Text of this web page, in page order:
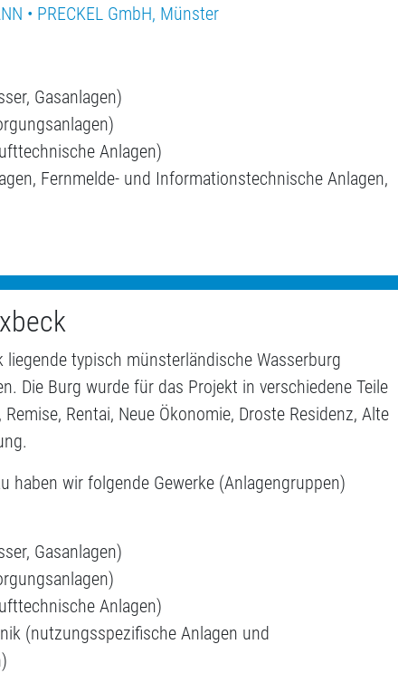
• PRECKEL GmbH, Münster
Gasanlagen)
Anlagen)
Fernmelde- und Informationstechnische Anlagen,
liegende typisch münsterländische Wasserburg
Die Burg wurde für das Projekt in verschiedene Teile
Rentai, Neue Ökonomie, Droste Residenz, Alte
haben wir folgende Gewerke (Anlagengruppen)
Gasanlagen)
Anlagen)
(nutzungsspezifische Anlagen und